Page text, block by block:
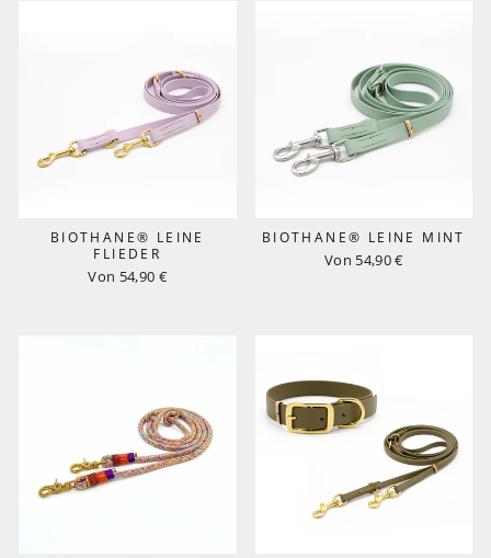
BIOTHANE® LEINE
FLIEDER
Von 54,90 €
BIOTHANE® LEINE MINT
Von 54,90 €